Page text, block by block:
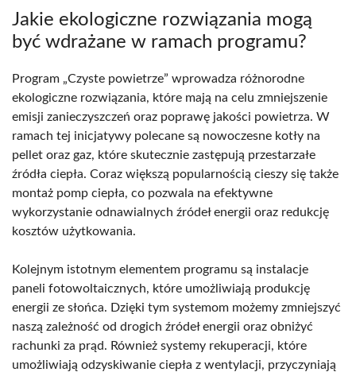
Jakie ekologiczne rozwiązania mogą
być wdrażane w ramach programu?
Program „Czyste powietrze” wprowadza różnorodne
ekologiczne rozwiązania, które mają na celu zmniejszenie
emisji zanieczyszczeń oraz poprawę jakości powietrza. W
ramach tej inicjatywy polecane są nowoczesne kotły na
pellet oraz gaz, które skutecznie zastępują przestarzałe
źródła ciepła. Coraz większą popularnością cieszy się także
montaż pomp ciepła, co pozwala na efektywne
wykorzystanie odnawialnych źródeł energii oraz redukcję
kosztów użytkowania.
Kolejnym istotnym elementem programu są instalacje
paneli fotowoltaicznych, które umożliwiają produkcję
energii ze słońca. Dzięki tym systemom możemy zmniejszyć
naszą zależność od drogich źródeł energii oraz obniżyć
rachunki za prąd. Również systemy rekuperacji, które
umożliwiają odzyskiwanie ciepła z wentylacji, przyczyniają